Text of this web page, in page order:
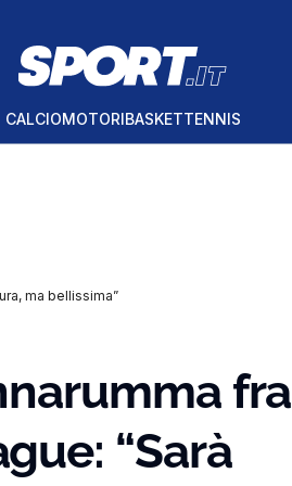
CALCIOMOTORIBASKETTENNIS
ma bellissima”
fra
“Sarà